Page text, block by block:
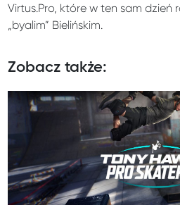
Virtus.Pro, które w ten sam dzień
„byalim” Bielińskim.
Zobacz także: